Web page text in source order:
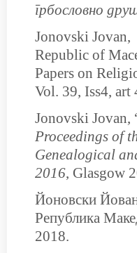
грбословно
Jonovski Jovan,
Republic of
Papers on
Vol. 39, Iss4, art
Jonovski
Proceedings of
Genealogical
2016, Glasgow
Йоновски
Република
2018.